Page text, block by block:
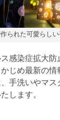
られた可愛らし
感染症拡大防
じめ最新の情
手洗いやマ
します。